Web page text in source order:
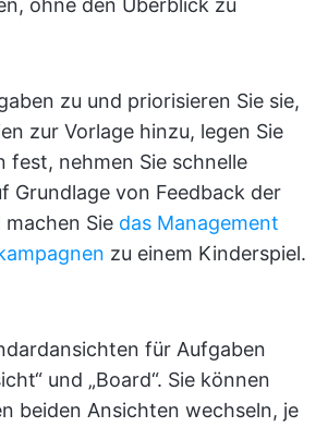
ohne den Überblick zu
zu und priorisieren Sie sie,
zur Vorlage hinzu, legen Sie
fest, nehmen Sie schnelle
Grundlage von Feedback der
Sie das Management
zu einem Kinderspiel.
für Aufgaben
und „Board“. Sie können
beiden Ansichten wechseln, je